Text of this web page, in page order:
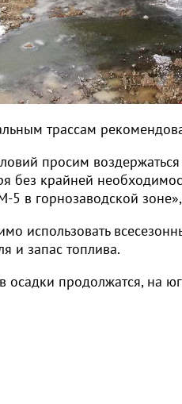
трассам
просим
без крайней
5 в горнозаводской
использовать
и запас топлива.
осадки продолжатся, на